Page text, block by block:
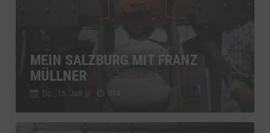
MEIN SALZBURG MIT FRANZ
MÜLLNER
Do., 16. Juli //